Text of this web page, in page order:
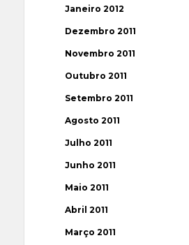
Janeiro 2012
Dezembro 2011
Novembro 2011
Outubro 2011
Setembro 2011
Agosto 2011
Julho 2011
Junho 2011
Maio 2011
Abril 2011
Março 2011